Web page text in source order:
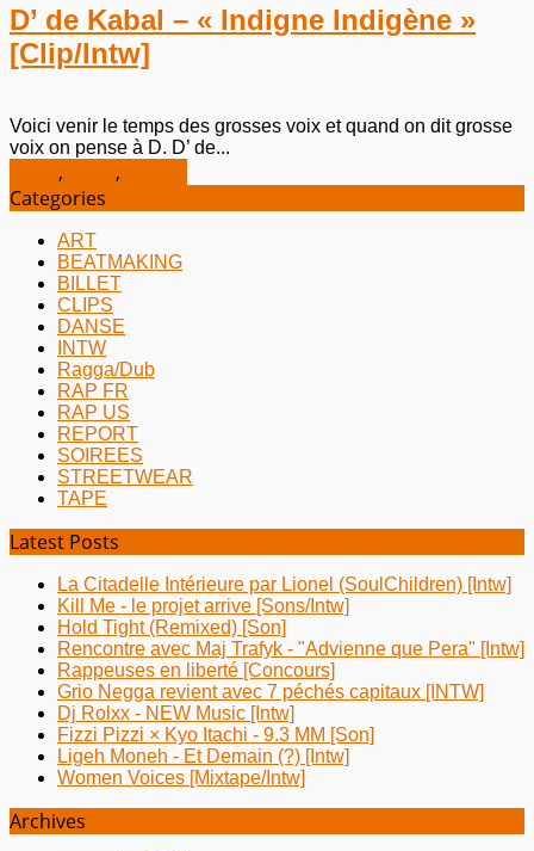
D’ de Kabal – « Indigne Indigène »
[Clip/Intw]
Voici venir le temps des grosses voix et quand on dit grosse
voix on pense à D. D’ de...
, ,
Categories
ART
BEATMAKING
BILLET
CLIPS
DANSE
INTW
Ragga/Dub
RAP FR
RAP US
REPORT
SOIREES
STREETWEAR
TAPE
Latest Posts
La Citadelle Intérieure par Lionel (SoulChildren) [Intw]
Kill Me - le projet arrive [Sons/Intw]
Hold Tight (Remixed) [Son]
Rencontre avec Maj Trafyk - "Advienne que Pera" [Intw]
Rappeuses en liberté [Concours]
Grio Negga revient avec 7 péchés capitaux [INTW]
Dj Rolxx - NEW Music [Intw]
Fizzi Pizzi × Kyo Itachi - 9.3 MM [Son]
Ligeh Moneh - Et Demain (?) [Intw]
Women Voices [Mixtape/Intw]
Archives